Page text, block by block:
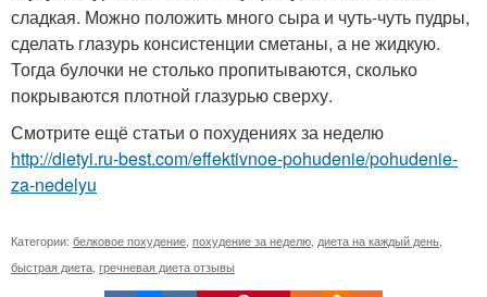
сладкая. Можно положить много сыра и чуть-чуть пудры,
сделать глазурь консистенции сметаны, а не жидкую.
Тогда булочки не столько пропитываются, сколько
покрываются плотной глазурью сверху.
Смотрите ещё статьи о похудениях за неделю
http://dietyi.ru-best.com/effektivnoe-pohudenie/pohudenie-
za-nedelyu
Категории: белковое похудение похудение за неделю диета на каждый день
быстрая диета гречневая диета отзывы